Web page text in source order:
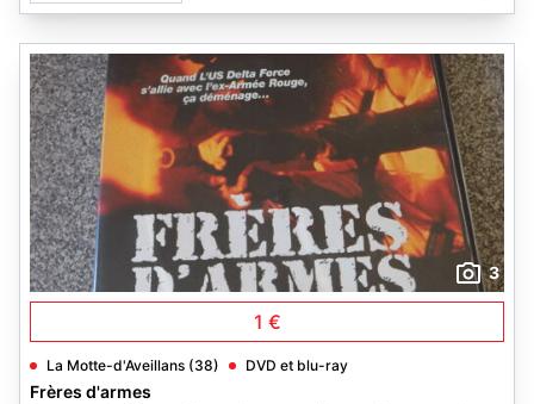
3
1 €
La Motte-d'Aveillans (38) DVD et blu-ray
Frères d'armes